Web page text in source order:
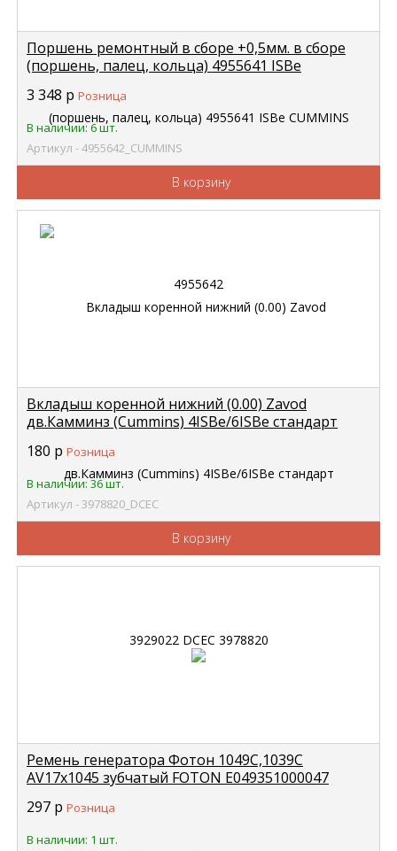
Поршень ремонтный в сборе +0,5мм. в сборе
(поршень, палец, кольца) 4955641 ISBe
3 348 р Розница
В наличии: 6 шт.
Артикул - 4955642_CUMMINS
В корзину
Вкладыш коренной нижний (0.00) Zavod
дв.Камминз (Cummins) 4ISBe/6ISBe стандарт
180 р Розница
В наличии: 36 шт.
Артикул - 3978820_DCEC
В корзину
Ремень генератора Фотон 1049С,1039С
AV17x1045 зубчатый FOTON Е049351000047
297 р Розница
В наличии: 1 шт.